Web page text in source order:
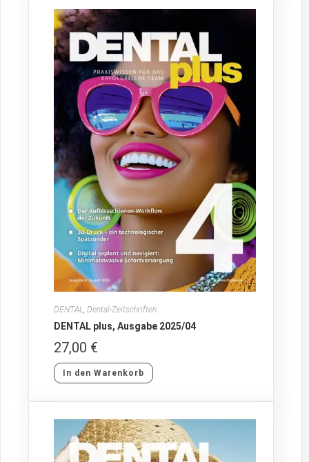
DENTAL ,Dental-Zeitschriften
DENTAL plus, Ausgabe 2025/04
27,00 €
In den Warenkorb